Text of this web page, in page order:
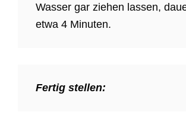
Wasser gar ziehen lassen,
etwa 4 Minuten.
Fertig stellen: